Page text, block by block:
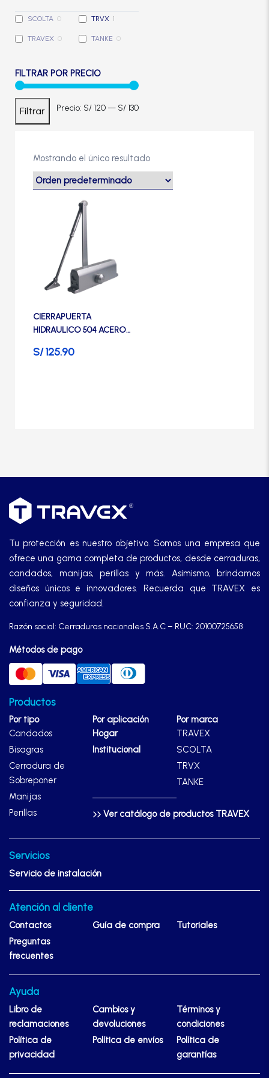
Cerradura de Sobreponer
Cerradura eléctrica
Cerraduras Digitales
Cierrapuertas
Manillones
Otros
TANKE
Mostrando el único resultado
CIERRAPUERTA
HIDRAULICO 504 ACERO
TRVX
S/125.90
SCOLTA 0
TRAVEX 0
TRVX 1
TANKE 0
FILTRAR POR PRECIO
Precio
Precio
Filtrar Precio: S/ 120— S/ 130
Tu protección es nuestro objetivo. Somos una empresa que
ofrece una gama completa de productos, desde cerraduras,
candados, manijas, perillas y más. Asimismo, brindamos
diseños únicos e innovadores. Recuerda que TRAVEX es
confianza y seguridad.
Razón social: Cerraduras nacionales S.A.C – RUC: 20100725658
Métodos de pago
Productos
Por tipo
Candados
Bisagras
Cerradura de
Sobreponer
Manijas
Perillas
Por aplicación
Hogar
Institucional
Por marca
TRAVEX
SCOLTA
TRVX
TANKE
Ver catálogo de productos TRAVEX
Servicios
Servicio de instalación
Atención al cliente
Contactos Guía de compra
Tutoriales
Preguntas
frecuentes
Ayuda
Libro de
reclamaciones
Cambios y
devoluciones
Términos y
condiciones
Política de
privacidad
Política de envíos
Política de
garantías